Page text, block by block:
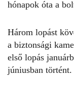
hónapok óta a
Három lopást
a biztonsági
első lopás
júniusban történt.